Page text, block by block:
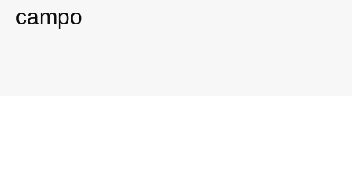
campo